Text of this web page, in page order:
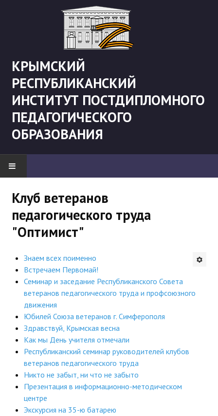
КРЫМСКИЙ
РЕСПУБЛИКАНСКИЙ
ИНСТИТУТ ПОСТДИПЛОМНОГО
ПЕДАГОГИЧЕСКОГО
ОБРАЗОВАНИЯ
"Боевая" русистика
Будни института
АНОНСЫ
ИНСТИТУТ
В ПОМОЩЬ УЧИТЕЛЮ
Организация УВП
ГИА
Карта ГИА РК
Советуем прочитать
Клуб ветеранов
педагогического труда
"Оптимист"
Знаем всех поименно
Встречаем Первомай!
Семинар и заседание Республиканского Совета
ветеранов педагогического труда и профсоюзного
движения
Юбилей Союза ветеранов г. Симферополя
Здравствуй, Крымская весна
Как мы День учителя отмечали
Республиканский семинар руководителей клубов
ветеранов педагогического труда
Никто не забыт, ни что не забыто
Презентация в информационно-методическом
центре
Экскурсия на 35-ю батарею